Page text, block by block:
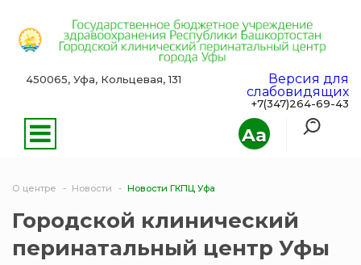
Aa
450065, Уфа, Кольцевая, 131
Версия для
слабовидящих
+7(347)264-69-43
О центре Новости Новости ГКПЦ Уфа
Городской клинический
перинатальный центр Уфы